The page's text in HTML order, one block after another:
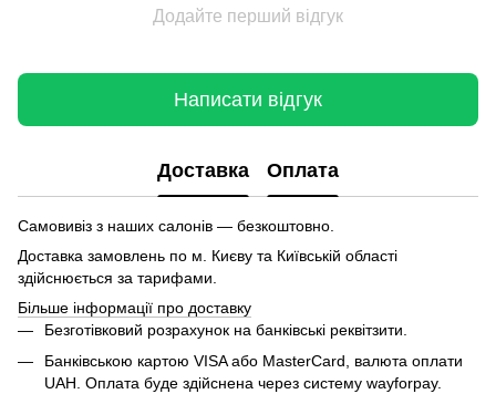
Додайте перший відгук
Написати відгук
Доставка Оплата
Самовивіз з наших салонів — безкоштовно.
Доставка замовлень по м. Києву та Київській області
здійснюється за тарифами.
Більше інформації про доставку
Безготівковий розрахунок на банківські реквітзити.
Банківською картою VISA або MasterCard, валюта оплати
UAH. Оплата буде здійснена через систему wayforpay.